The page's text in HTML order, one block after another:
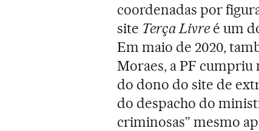
coordenadas por
site Terça Livreé um
Em maio de 2020,
Moraes, a PF cumpriu
do dono do site de
do despacho do
criminosas” mesmo